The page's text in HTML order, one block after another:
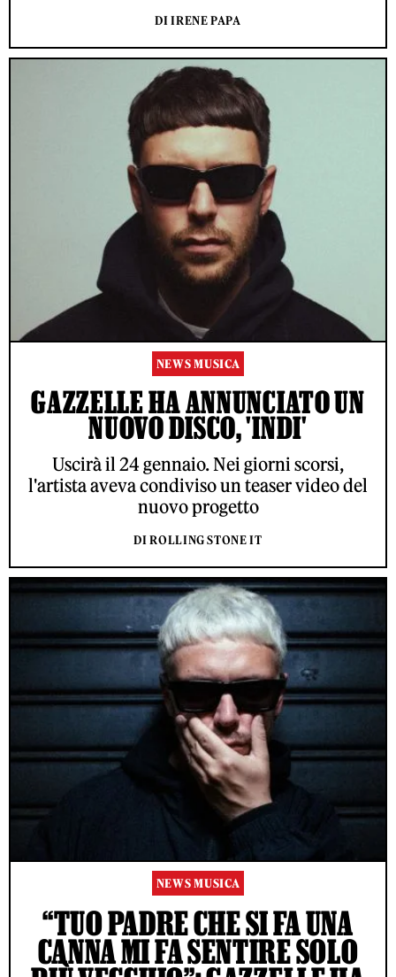
DI IRENE PAPA
NEWS MUSICA
GAZZELLE HA ANNUNCIATO UN
NUOVO DISCO, 'INDI'
Uscirà il 24 gennaio. Nei giorni scorsi,
l'artista aveva condiviso un teaser video del
nuovo progetto
DI ROLLING STONE IT
NEWS MUSICA
“TUO PADRE CHE SI FA UNA
CANNA MI FA SENTIRE SOLO